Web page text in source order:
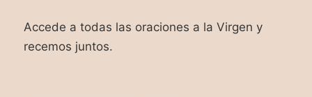
Accede a todas las oraciones a la Virgen y
recemos juntos.